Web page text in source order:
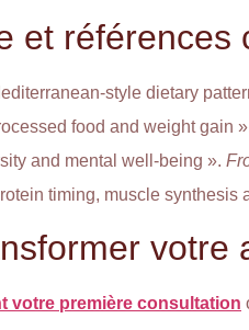
et références
style dietary
food and weight gain
and mental well-being ».
timing, muscle synthesis
votre
votre première consultation